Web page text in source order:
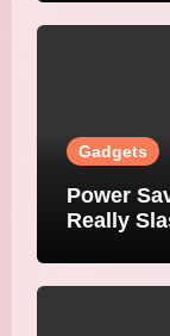
Gadgets
Power
Really